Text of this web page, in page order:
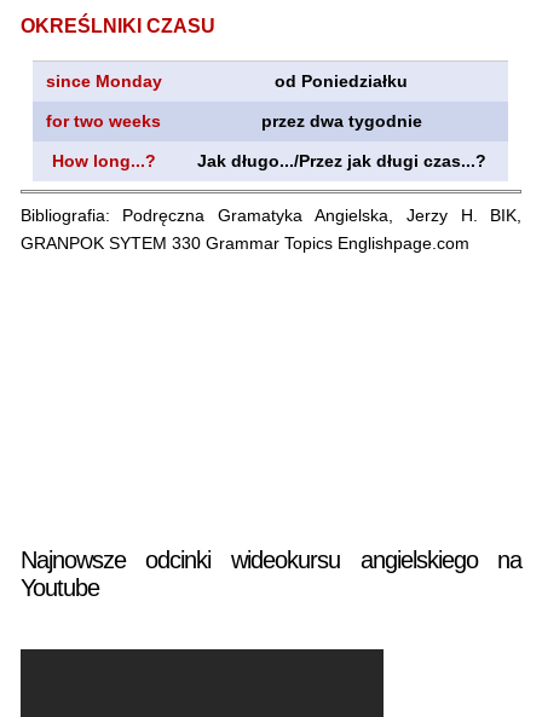
OKREŚLNIKI CZASU
since Monday od Poniedziałku
for two weeks przez dwa tygodnie
How long...? Jak długo.../Przez jak długi czas...?
Bibliografia: Podręczna Gramatyka Angielska, Jerzy H. BIK,
GRANPOK SYTEM 330 Grammar Topics Englishpage.com
Najnowsze odcinki wideokursu angielskiego na
Youtube